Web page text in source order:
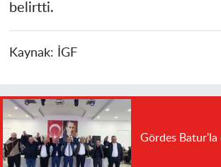
belirtti.
Kaynak: İGF
Gördes Batur'la